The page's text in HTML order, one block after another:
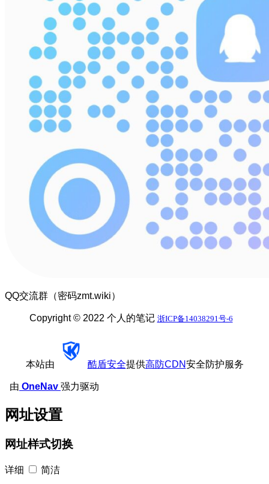
QQ交流群（密码zmt.wiki）
Copyright © 2022 个人的笔记 浙ICP备14038291号-6
本站由 酷盾安全提供高防CDN安全防护服务
由 OneNav 强力驱动
网址设置
网址样式切换
详细 简洁